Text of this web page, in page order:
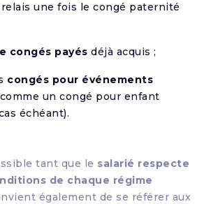
une fois le congé paternité
congés payés déjà acquis ;
congés pour événements
un congé pour enfant
échéant).
tant que le salarié respecte
de chaque régime
également de se référer aux